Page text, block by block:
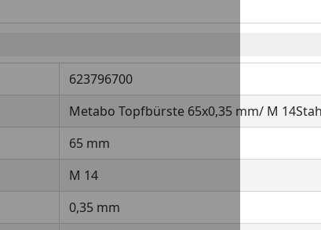
623796700
Metabo Topfbürste 65x0,35 mm/ M
65 mm
M 14
0,35 mm